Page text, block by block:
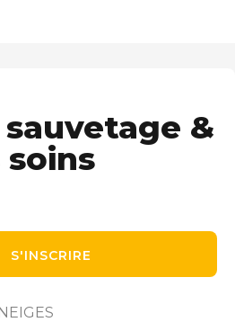
&
S'INSCRIRE